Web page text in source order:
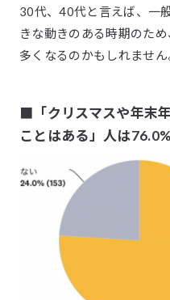
30代、40代と言えば、一
きな動きのある時期のた
多くなるのかもしれません
■「クリスマスや年末
ことはある」人は76.0%